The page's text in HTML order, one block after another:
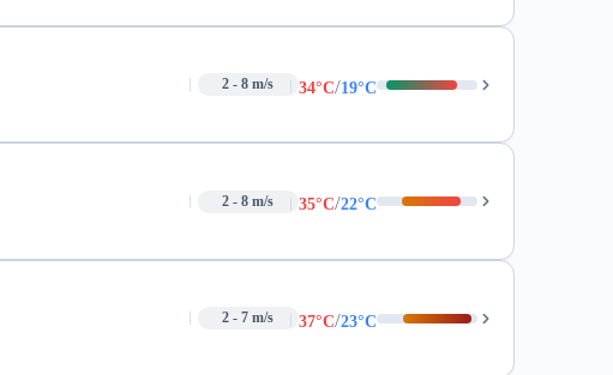
2 - 8 m/s 34°C/19°C
2 - 8 m/s 35°C/22°C
2 - 7 m/s 37°C/23°C